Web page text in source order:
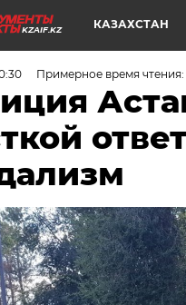
KZAIF.KZ КАЗАХСТАН
Примерное время чтения: